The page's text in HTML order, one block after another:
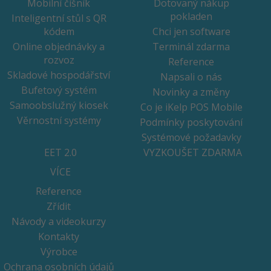
Mobilní číšník
Inteligentní stůl s QR
kódem
Online objednávky a
rozvoz
Skladové hospodářství
Bufetový systém
Samoobslužný kiosek
Věrnostní systémy
Dotovaný nákup
pokladen
Chci jen software
Terminál zdarma
Reference
Napsali o nás
Novinky a změny
Co je iKelp POS Mobile
Podmínky poskytování
Systémové požadavky
EET 2.0
VYZKOUŠET ZDARMA
VÍCE
Reference
Zřídit
Návody a videokurzy
Kontakty
Výrobce
Ochrana osobních údajů